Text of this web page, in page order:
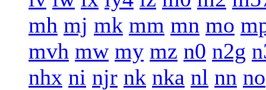
mh mj mk mm mn mo
mvh mw my mz n0 n2g
nhx ni njr nk nka nl nn no